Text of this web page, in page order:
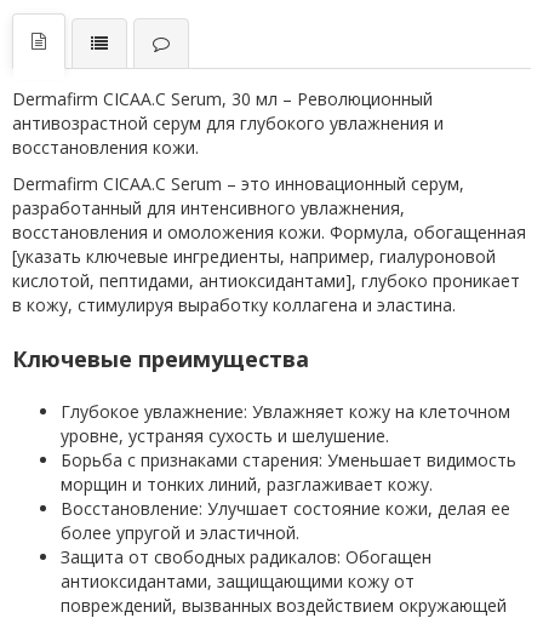
Dermafirm CICAA.C Serum, 30 мл – Революционный
антивозрастной серум для глубокого увлажнения и
восстановления кожи.
Dermafirm CICAA.C Serum – это инновационный серум,
разработанный для интенсивного увлажнения,
восстановления и омоложения кожи. Формула, обогащенная
[указать ключевые ингредиенты, например, гиалуроновой
кислотой, пептидами, антиоксидантами], глубоко проникает
в кожу, стимулируя выработку коллагена и эластина.
Ключевые преимущества
Глубокое увлажнение: Увлажняет кожу на клеточном
уровне, устраняя сухость и шелушение.
Борьба с признаками старения: Уменьшает видимость
морщин и тонких линий, разглаживает кожу.
Восстановление: Улучшает состояние кожи, делая ее
более упругой и эластичной.
Защита от свободных радикалов: Обогащен
антиоксидантами, защищающими кожу от
повреждений, вызванных воздействием окружающей